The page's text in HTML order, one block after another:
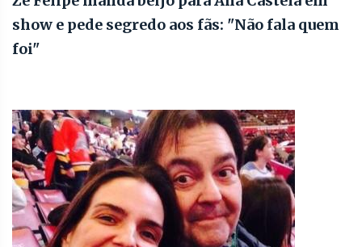
show e pede segredo aos fãs: "Não fala quem
foi"